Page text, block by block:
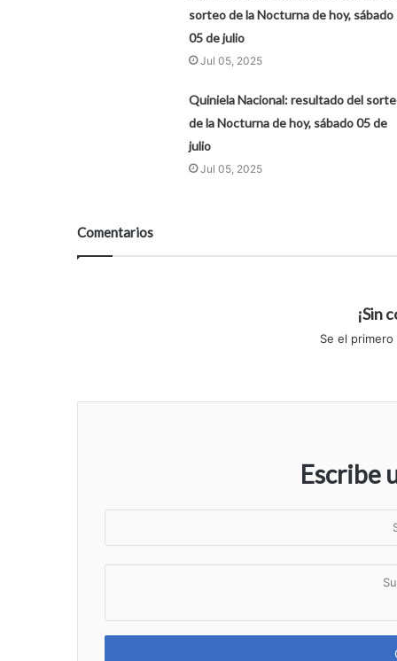
sorteo de la Nocturna de hoy, sábado
05 de julio
Jul 05, 2025
Quiniela Nacional: resultado del
de la Nocturna de hoy, sábado 05 de
julio
Jul 05, 2025
Comentarios
¡Sin
Se el
Escribe